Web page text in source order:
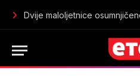
Poreska inspekcija pojačala